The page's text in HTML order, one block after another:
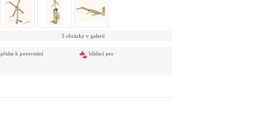
3 obrázky v galerii
přidat k porovnání hlídací pes